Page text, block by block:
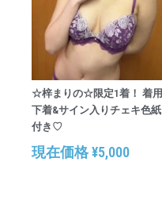
☆梓まりの☆限定1着！ 着用
下着&サイン入りチェキ色紙
付き♡
現在価格¥5,000